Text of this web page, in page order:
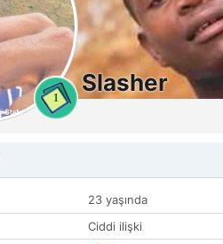
1
Slasher
23 yaşında
Ciddi ilişki